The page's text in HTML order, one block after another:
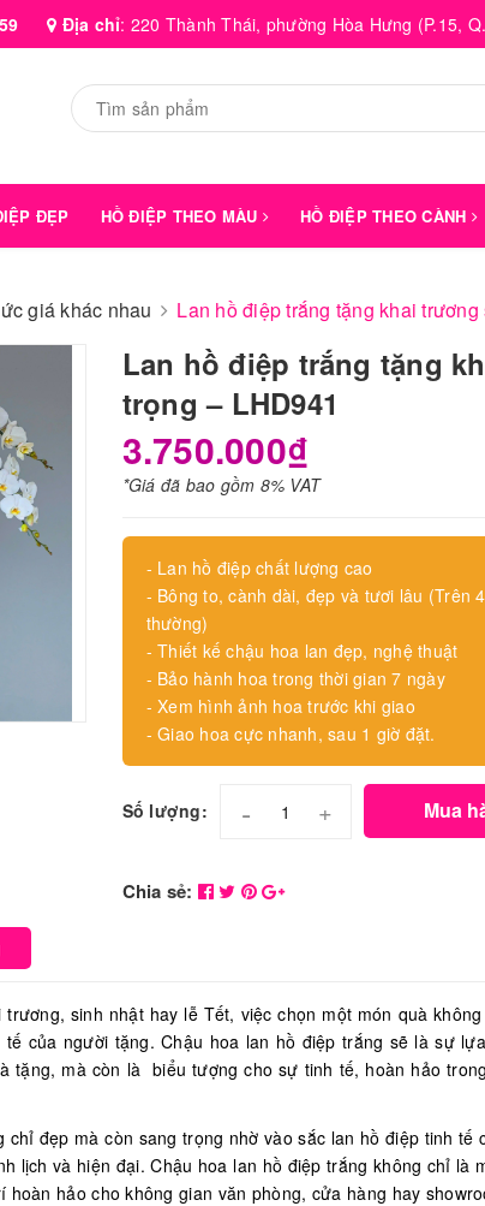
Địa chỉ: 220 Thành Thái, phường Hòa Hưng (P.15,
ĐẸP HỒ ĐIỆP THEO MÀU HỒ ĐIỆP THEO CÀNH
giá khác nhau Lan hồ điệp trắng tặng khai
Lan hồ điệp trắng tặng
trọng – LHD941
3.750.000₫
*Giá đã bao gồm 8% VAT
- Lan hồ điệp chất lượng cao
- Bông to, cành dài, đẹp và tươi lâu (Trên
thường)
- Thiết kế chậu hoa lan đẹp, nghệ thuật
- Bảo hành hoa trong thời gian 7 ngày
- Xem hình ảnh hoa trước khi giao
- Giao hoa cực nhanh, sau 1 giờ đặt.
Số lượng: - + Mua
Chia sẻ:
sinh nhật hay lễ Tết, việc chọn một món quà
của người tặng. Chậu hoa lan hồ điệp trắng sẽ là sự
tặng, mà còn là biểu tượng cho sự tinh tế, hoàn hảo
đẹp mà còn sang trọng nhờ vào sắc lan hồ điệp tinh tế
lịch và hiện đại. Chậu hoa lan hồ điệp trắng không chỉ là
hảo cho không gian văn phòng, cửa hàng hay